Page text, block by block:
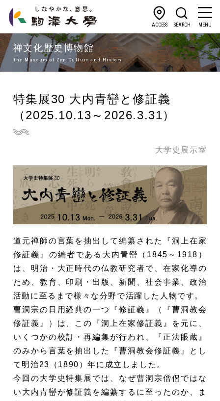
ACCESS SEARCH MENU
禅文化歴史博物館
The Museum of Zen Culture and History
特集展30 大内青巒と修証義
（2025.10.13～2026.3.31）
大学史展示室
道元禅師の言葉を抽出して編纂された『洞上在家
修証義』の編者である大内青巒（1845～1918）
は、明治・大正時代の仏教研究者で、在家化導の
ため、教育、印刷・出版、新聞、社会事業、政治
活動に至るまで様々な分野で活躍した人物です。
曹洞宗の日用経典の一つ『修証義』（『曹洞教会
修証義』）は、この『洞上在家修証義』を元に、
いくつかの校訂・再編集が行われ、『正法眼蔵』
のみから言葉を抽出した『曹洞教会修証義』とし
て明治23（1890）年に成立しました。
今回の大学史特集展では、なぜ曹洞宗僧侶ではな
い大内青巒が修証義を編纂するに至ったのか、ま